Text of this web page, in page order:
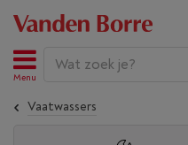
Menu
Vaatwassers